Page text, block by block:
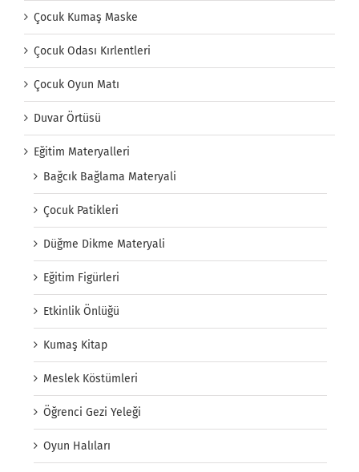
Çocuk Kumaş Maske
Çocuk Odası Kırlentleri
Çocuk Oyun Matı
Duvar Örtüsü
Eğitim Materyalleri
Bağcık Bağlama Materyali
Çocuk Patikleri
Düğme Dikme Materyali
Eğitim Figürleri
Etkinlik Önlüğü
Kumaş Kitap
Meslek Köstümleri
Öğrenci Gezi Yeleği
Oyun Halıları